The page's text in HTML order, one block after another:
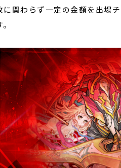
に関わらず一定の金額を出場